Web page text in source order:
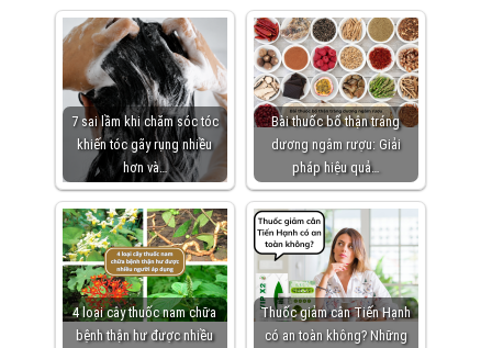
7 sai lầm khi chăm sóc tóc
khiến tóc gãy rụng nhiều
hơn và…
Bài thuốc bổ thận tráng
dương ngâm rượu: Giải
pháp hiệu quả…
4 loại cây thuốc nam chữa
bệnh thận hư được nhiều
Thuốc giảm cân Tiến Hạnh
có an toàn không? Những